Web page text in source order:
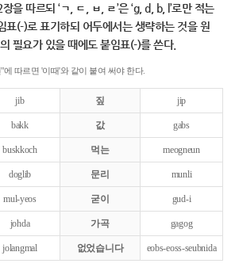
을 따르되 ‘ㄱ, ㄷ, ㅂ, ㄹ’은 ‘g, d, b, l’로만 적는
표(-)로 표기하되 어두에서는 생략하는 것을 원
필요가 있을 때에도 붙임표(-)를 쓴다.
에 따르면 '이때'와 같이 붙여 써야 한다.
jib 짚 jip
bakk 값 gabs
buskkoch 먹는 meogneun
doglib 문리 munli
mul-yeos 굳이 gud-i
johda 가곡 gagog
jolangmal 없었습니다 eobs-eoss-seubnida